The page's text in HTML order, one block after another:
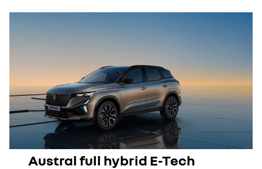
Austral full hybrid E-Tech